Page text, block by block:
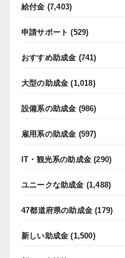
給付金 (7,403)
申請サポート (529)
おすすめ助成金 (741)
大型の助成金 (1,018)
設備系の助成金 (986)
雇用系の助成金 (597)
IT・観光系の助成金 (290)
ユニークな助成金 (1,488)
47都道府県の助成金 (179)
新しい助成金 (1,500)